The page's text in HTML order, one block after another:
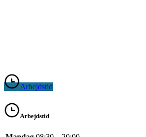
Arbejdstid
Arbejdstid